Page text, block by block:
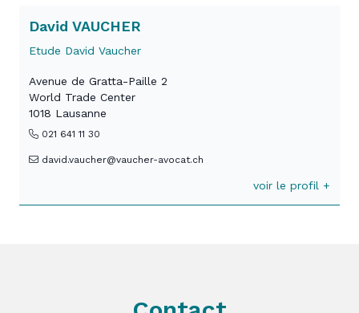
David VAUCHER
Etude David Vaucher
Avenue de Gratta-Paille 2
World Trade Center
1018 Lausanne
021 641 11 30
david.vaucher@vaucher-avocat.ch
voir le profil +